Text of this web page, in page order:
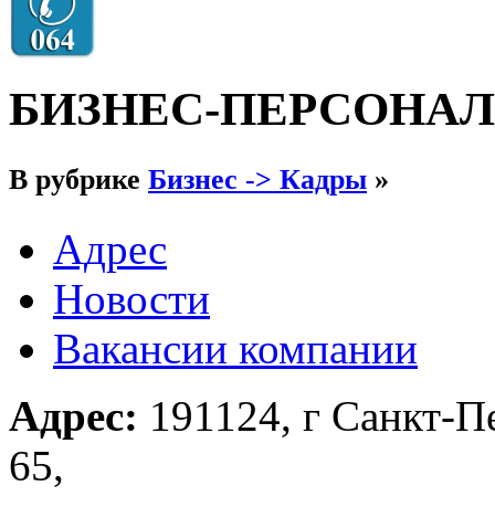
БИЗНЕС-
В рубрике Бизнес -> Кадры »
Адрес
Новости
Вакансии компании
Адрес: 191124, г Санкт-
65,